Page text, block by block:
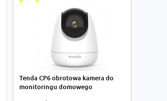
Tenda CP6 obrotowa kamera do
monitoringu domowego